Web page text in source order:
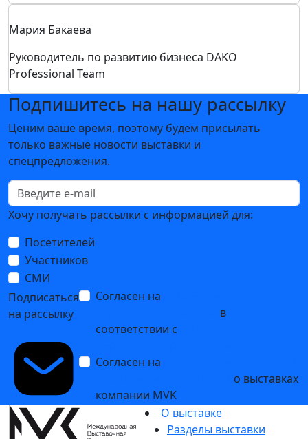
Андрей Барулин
Сертифицированный инженер по оборудованию
Маестрелле, Италклин, Фирбиматик
Светлана Базаева